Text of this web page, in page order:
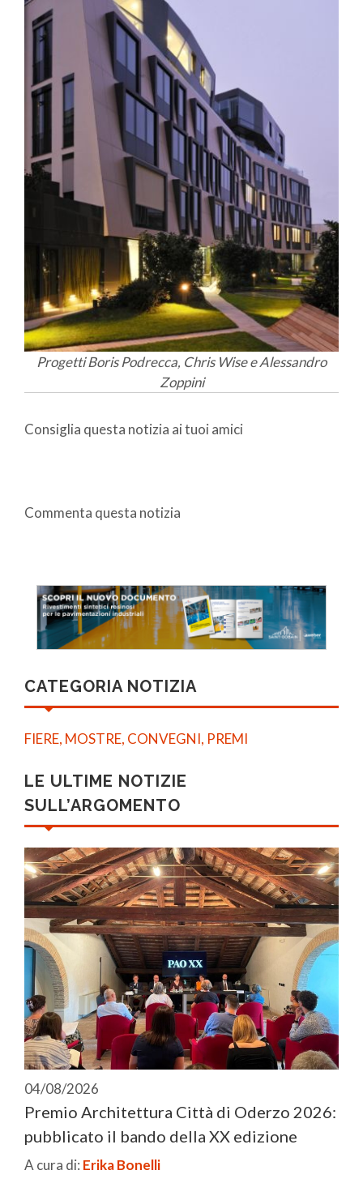
Progetti Boris Podrecca, Chris Wise e Alessandro
Zoppini
Consiglia questa notizia ai tuoi amici
Commenta questa notizia
CATEGORIA NOTIZIA
FIERE, MOSTRE, CONVEGNI, PREMI
LE ULTIME NOTIZIE
SULL’ARGOMENTO
04/08/2026
Premio Architettura Città di Oderzo 2026:
pubblicato il bando della XX edizione
A cura di: Erika Bonelli